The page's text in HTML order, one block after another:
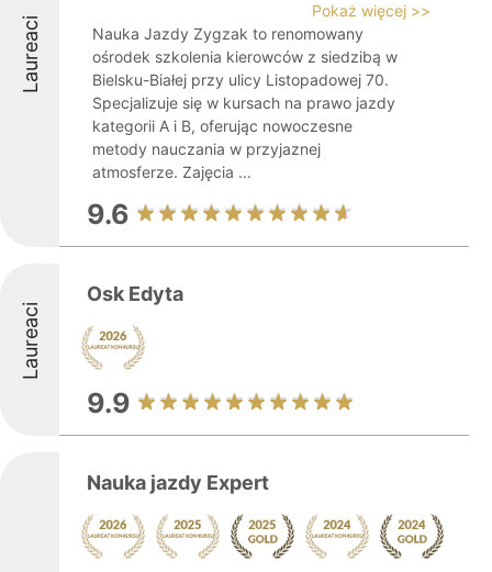
Laureaci
Pokaż więcej >>
Nauka Jazdy Zygzak to renomowany
ośrodek szkolenia kierowców z siedzibą w
Bielsku-Białej przy ulicy Listopadowej 70.
Specjalizuje się w kursach na prawo jazdy
kategorii A i B, oferując nowoczesne
metody nauczania w przyjaznej
atmosferze. Zajęcia ...
9.6
Laureaci
Osk Edyta
9.9
Nauka jazdy Expert